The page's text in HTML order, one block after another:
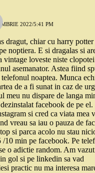
2022/5:41 PM
dragut, chiar cu harry potter
noptiera. E si dragalas si
vintage loveste niste
asemanator. Astea fiind
noaptea. Munca
de a fi sunat in caz de
meu nu dispare de langa
facebook de pe el.
si cred ca viata mea
vreau sa iau o pauza de
si parca acolo nu stau
/10 min pe facebook. Pe
o adictie random. Am vazut
gol si pe linkedin sa vad
practic nu ma interesa